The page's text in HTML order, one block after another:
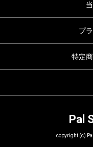
プ
特定
Pal
copyright (c)